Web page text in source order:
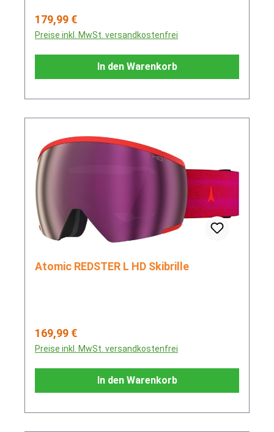
Regulärer Preis:
179,99 €
Preise inkl. MwSt. versandkostenfrei
In den Warenkorb
Atomic REDSTER L HD Skibrille
Regulärer Preis:
169,99 €
Preise inkl. MwSt. versandkostenfrei
In den Warenkorb